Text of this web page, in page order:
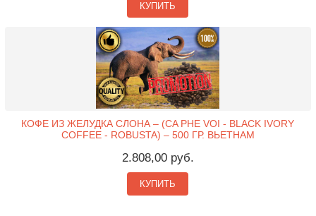
КУПИТЬ
КОФЕ ИЗ ЖЕЛУДКА СЛОНА – (CA PHE VOI - BLACK IVORY
COFFEE - ROBUSTA) – 500 ГР. ВЬЕТНАМ
2.808,00 руб.
КУПИТЬ